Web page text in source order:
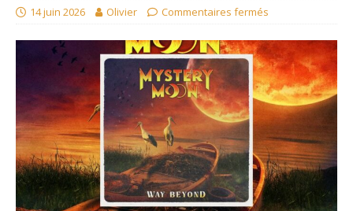
14 juin 2026 Olivier Commentaires fermés